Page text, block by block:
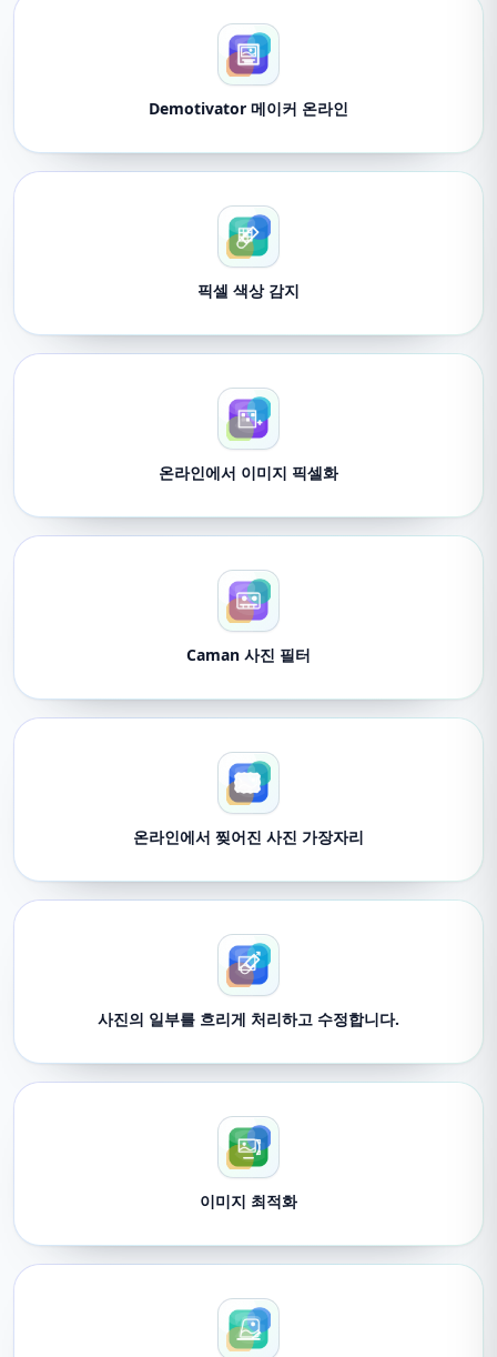
Demotivator 메이커 온라인
픽셀 색상 감지
온라인에서 이미지 픽셀화
Caman 사진 필터
온라인에서 찢어진 사진 가장자리
사진의 일부를 흐리게 처리하고 수정합니다.
이미지 최적화